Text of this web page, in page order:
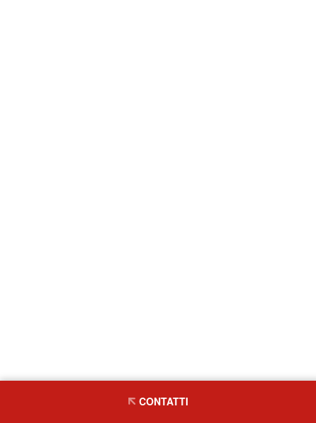
CONTATTI